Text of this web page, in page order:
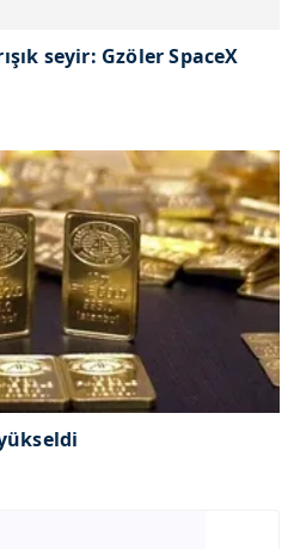
seyir: Gzöler SpaceX